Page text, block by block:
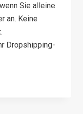
Sie alleine
an. Keine
Dropshipping-